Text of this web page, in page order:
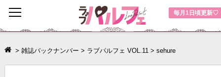
毎月1日頃更新♡
toggle
navigation
> 雑誌バックナンバー > ラブパルフェ VOL.11 > sehure